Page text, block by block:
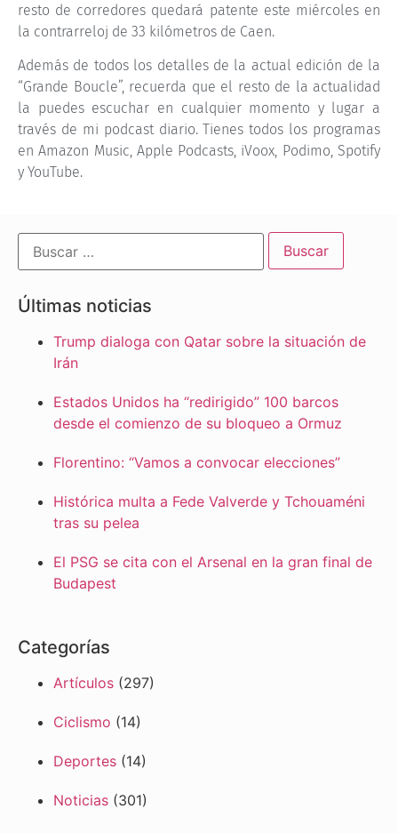
resto de corredores quedará patente este miércoles en
la contrarreloj de 33 kilómetros de Caen.
Además de todos los detalles de la actual edición de la
“Grande Boucle”, recuerda que el resto de la actualidad
la puedes escuchar en cualquier momento y lugar a
través de mi podcast diario. Tienes todos los programas
en Amazon Music, Apple Podcasts, iVoox, Podimo, Spotify
y YouTube.
Últimas noticias
Trump dialoga con Qatar sobre la situación de
Irán
Estados Unidos ha “redirigido” 100 barcos
desde el comienzo de su bloqueo a Ormuz
Florentino: “Vamos a convocar elecciones”
Histórica multa a Fede Valverde y Tchouaméni
tras su pelea
El PSG se cita con el Arsenal en la gran final de
Budapest
Categorías
Artículos (297)
Ciclismo (14)
Deportes (14)
Noticias (301)